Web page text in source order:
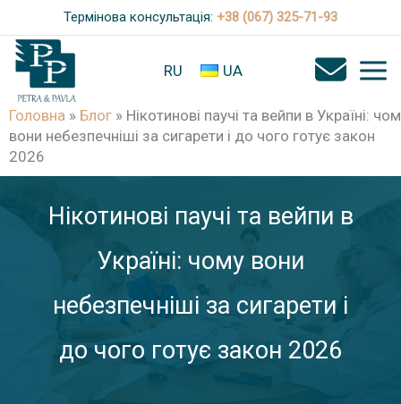
е
и
д
Термінова консультація: +38 (067) 325-71-93
RU UA
Головна » Блог » Нікотинові паучі та вейпи в Україні:
вони небезпечніші за сигарети і до чого готує закон
2026
Нікотинові паучі та вейпи в
Україні: чому вони
небезпечніші за сигарети і
до чого готує закон 2026